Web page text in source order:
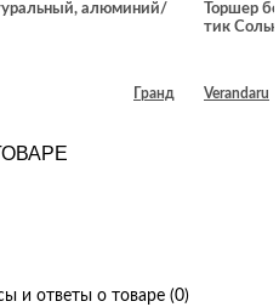
алюминий/
Гранд
Торшер
тик
Verandaru
и ответы о товаре (0)